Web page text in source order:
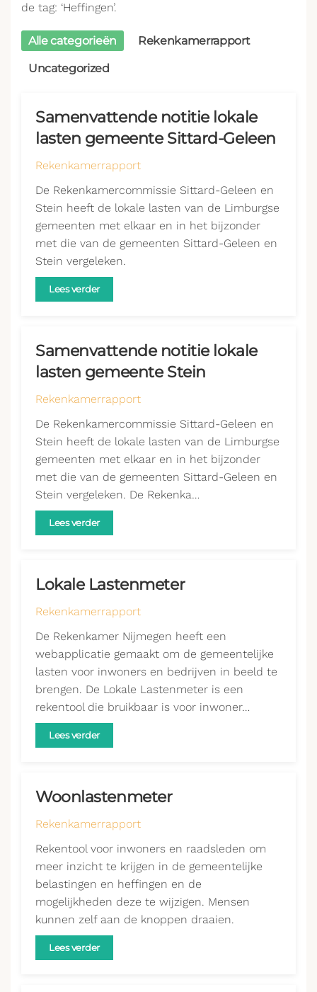
de tag: ‘Heffingen’.
Alle categorieën Rekenkamerrapport
Uncategorized
Samenvattende notitie lokale
lasten gemeente Sittard-Geleen
Rekenkamerrapport
De Rekenkamercommissie Sittard-Geleen en
Stein heeft de lokale lasten van de Limburgse
gemeenten met elkaar en in het bijzonder
met die van de gemeenten Sittard-Geleen en
Stein vergeleken.
Lees verder
Samenvattende notitie lokale
lasten gemeente Stein
Rekenkamerrapport
De Rekenkamercommissie Sittard-Geleen en
Stein heeft de lokale lasten van de Limburgse
gemeenten met elkaar en in het bijzonder
met die van de gemeenten Sittard-Geleen en
Stein vergeleken. De Rekenka…
Lees verder
Lokale Lastenmeter
Rekenkamerrapport
De Rekenkamer Nijmegen heeft een
webapplicatie gemaakt om de gemeentelijke
lasten voor inwoners en bedrijven in beeld te
brengen. De Lokale Lastenmeter is een
rekentool die bruikbaar is voor inwoner…
Lees verder
Woonlastenmeter
Rekenkamerrapport
Rekentool voor inwoners en raadsleden om
meer inzicht te krijgen in de gemeentelijke
belastingen en heffingen en de
mogelijkheden deze te wijzigen. Mensen
kunnen zelf aan de knoppen draaien.
Lees verder